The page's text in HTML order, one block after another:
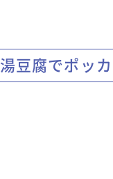
湯豆腐でポッ